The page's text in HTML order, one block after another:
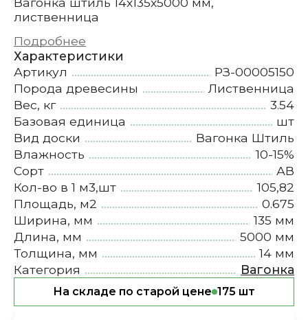
лиственница
Подробнее
Характеристики
Артикул
РЗ-00005150
Порода древесины
Лиственница
Вес, кг
3.54
Базовая единица
шт
Вид доски
Вагонка Штиль
Влажность
10-15%
Сорт
АВ
Кол-во в 1 м3,шт
105,82
Площадь, м2
0.675
Ширина, мм
135 мм
Длина, мм
5000 мм
Толщина, мм
14 мм
Категория
Вагонка
На складе по старой цене 175 шт